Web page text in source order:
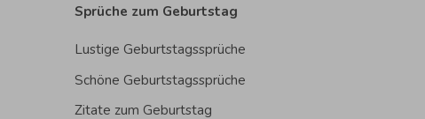
Sprüche zum Geburtstag
Lustige Geburtstagssprüche
Schöne Geburtstagssprüche
Zitate zum Geburtstag